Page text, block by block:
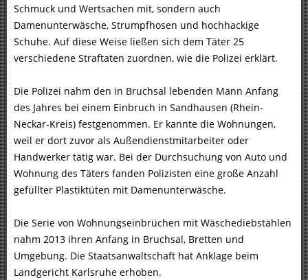
Schmuck und Wertsachen mit, sondern auch
Damenunterwäsche, Strumpfhosen und hochhackige
Schuhe. Auf diese Weise ließen sich dem Täter 25
verschiedene Straftaten zuordnen, wie die Polizei erklärt.
Die Polizei nahm den in Bruchsal lebenden Mann Anfang
des Jahres bei einem Einbruch in Sandhausen (Rhein-
Neckar-Kreis) festgenommen. Er kannte die Wohnungen,
weil er dort zuvor als Außendienstmitarbeiter oder
Handwerker tätig war. Bei der Durchsuchung von Auto und
Wohnung des Täters fanden Polizisten eine große Anzahl
gefüllter Plastiktüten mit Damenunterwäsche.
Die Serie von Wohnungseinbrüchen mit Wäschediebstählen
nahm 2013 ihren Anfang in Bruchsal, Bretten und
Umgebung. Die Staatsanwaltschaft hat Anklage beim
Landgericht Karlsruhe erhoben.